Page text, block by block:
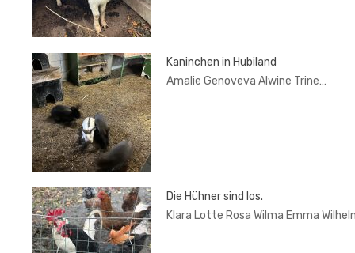
Kaninchen in Hubiland
Amalie Genoveva Alwine Trine…
Die Hühner sind los.
Klara Lotte Rosa Wilma Emma